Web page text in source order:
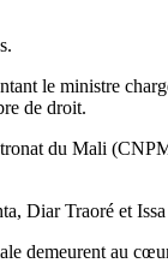
le ministre
de droit.
du Mali
Diar Traoré et
demeurent au